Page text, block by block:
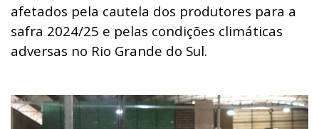
afetados pela cautela dos produtores para a
safra 2024/25 e pelas condições climáticas
adversas no Rio Grande do Sul.